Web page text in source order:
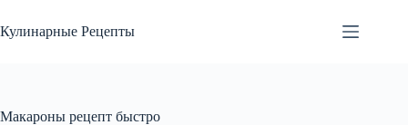
к
сути
Кулинарные Рецепты
Макароны рецепт быстро